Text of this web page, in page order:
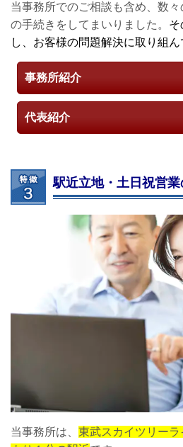
当事務所でのご相談も含め、数
の手続きをしてまいりました。 そ
し、お客様の問題解決に取り組ん
事務所紹介
代表紹介
駅近立地・土日祝営
当事務所は、 東武スカイツリー